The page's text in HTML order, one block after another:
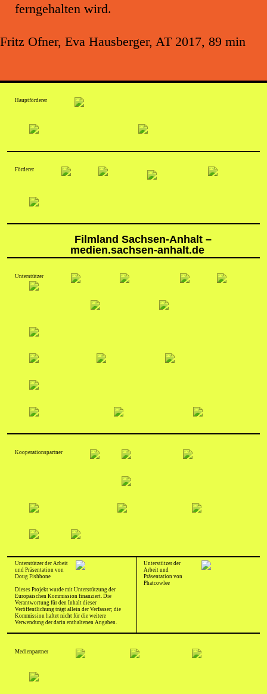
ferngehalten wird.
Fritz Ofner, Eva Hausberger, AT 2017, 89 min
Hauptförderer
Förderer
Filmland Sachsen-Anhalt –
medien.sachsen-anhalt.de
Unterstützer
Kooperationspartner
Unterstützer der Arbeit
und Präsentation von
Doug Fishbone
Dieses Projekt wurde mit Unterstützung der
Europäischen Kommission finanziert. Die
Verantwortung für den Inhalt dieser
Veröffentlichung trägt allein der Verfasser; die
Kommission haftet nicht für die weitere
Verwendung der darin enthaltenen Angaben.
Unterstützer der
Arbeit und
Präsentation von
Phatcowlee
Medienpartner